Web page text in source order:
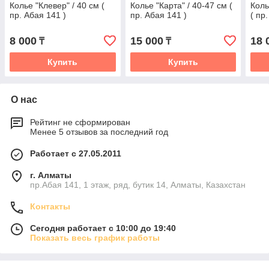
Колье "Клевер" / 40 см (
пр. Абая 141 )
8 000 ₸
Купить
Колье "Карта" / 40-47 см (
пр. Абая 141 )
15 000₸
Купить
(
18
О нас
Рейтинг не сформирован
Менее 5 отзывов за последний год
Работает с 27.05.2011
г. Алматы
пр.Абая 141, 1 этаж, ряд, бутик 14, Алматы, Казахстан
Контакты
Сегодня работает с 10:00 до 19:40
Показать весь график работы